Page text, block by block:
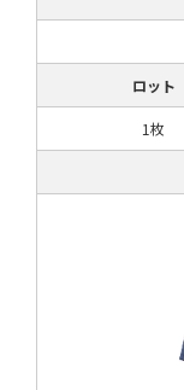
ロット
1枚